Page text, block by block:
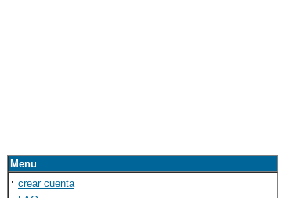
Menu
· crear cuenta